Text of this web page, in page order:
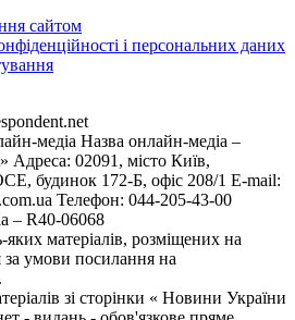
сайтом
і персональних даних
медіа Назва онлайн-медіа –
Адреса: 02091, місто Київ,
будинок 172-Б, офіс 208/1 E-mail:
Телефон: 044-205-43-00
– R40-06068
матеріалів, розміщених на
за умови посилання на
зі сторінки « Новини України